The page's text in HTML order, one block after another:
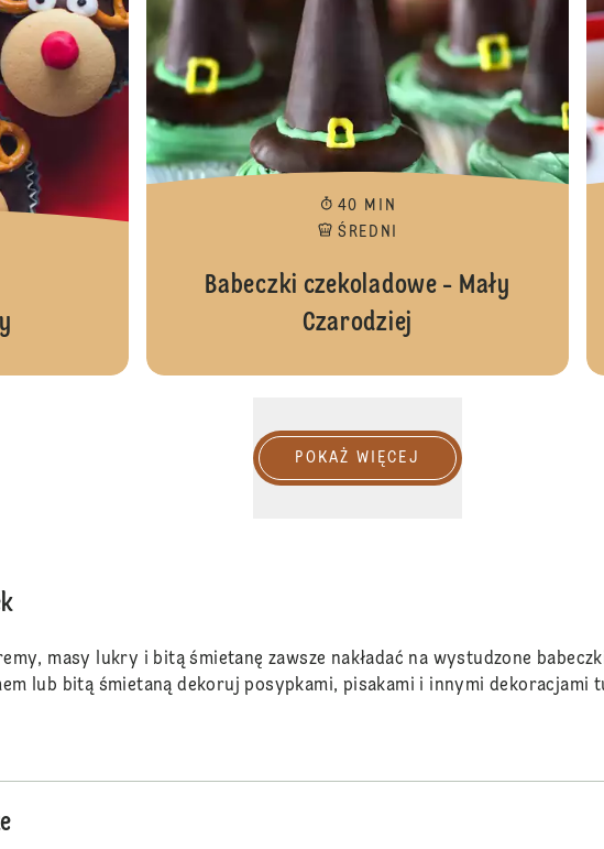
40 MIN
ŚREDNI
Babeczki czekoladowe - Mały
Czarodziej
POKAŻ WIĘCEJ
masy lukry i bitą śmietanę zawsze nakładać na wystudzone
lub bitą śmietaną dekoruj posypkami, pisakami i innymi dekoracjami